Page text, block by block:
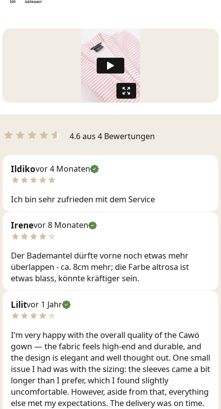
4.6 aus 4 Bewertungen
Ildikovor 4 Monaten
Ich bin sehr zufrieden mit dem Service
Irenevor 8 Monaten
Der Bademantel dürfte vorne noch etwas mehr
überlappen - ca. 8cm mehr; die Farbe altrosa ist
etwas blass, könnte kräftiger sein.
Lilitvor 1 Jahr
I’m very happy with the overall quality of the Cawö
gown — the fabric feels high-end and durable, and
the design is elegant and well thought out. One small
issue I had was with the sizing: the sleeves came a bit
longer than I prefer, which I found slightly
uncomfortable. However, aside from that, everything
else met my expectations. The delivery was on time.